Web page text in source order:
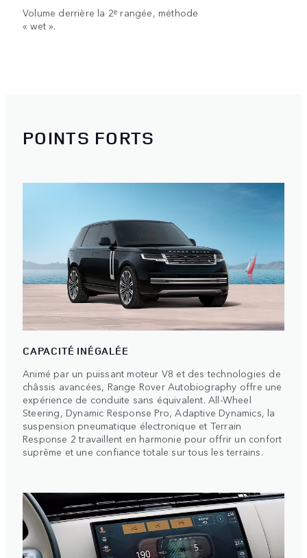
Volume derrière la 2ᵉ rangée, méthode
« wet ».
POINTS FORTS
CAPACITÉ INÉGALÉE
Animé par un puissant moteur V8 et des technologies de
châssis avancées, Range Rover Autobiography offre une
expérience de conduite sans équivalent. All-Wheel
Steering, Dynamic Response Pro, Adaptive Dynamics, la
suspension pneumatique électronique et Terrain
Response 2 travaillent en harmonie pour offrir un confort
suprême et une confiance totale sur tous les terrains.